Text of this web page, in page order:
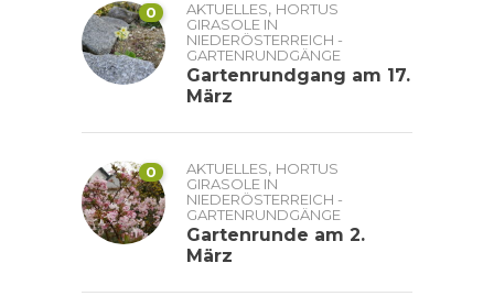
0 AKTUELLES, HORTUS
GIRASOLE IN
NIEDERÖSTERREICH -
GARTENRUNDGÄNGE
Gartenrundgang am 17.
März
0 AKTUELLES, HORTUS
GIRASOLE IN
NIEDERÖSTERREICH -
GARTENRUNDGÄNGE
Gartenrunde am 2.
März